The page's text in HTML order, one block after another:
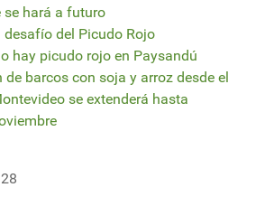
se hará a futuro
desafío del Picudo Rojo
hay picudo rojo en Paysandú
de barcos con soja y arroz desde el
se extenderá hasta